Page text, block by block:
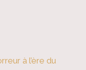
à l’ère du